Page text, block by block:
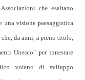
che esaltano
una visione paesaggistica
da anni, a pieno titolo,
Unesco" per innestare
volano di sviluppo